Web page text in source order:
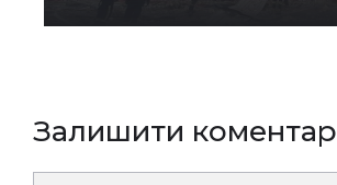
Залишити коментар